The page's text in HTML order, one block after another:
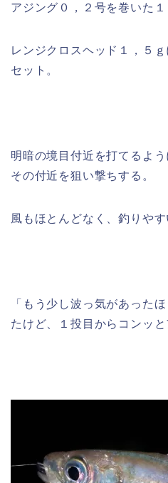
アジング０，２号を巻いた
レンジクロスヘッド１，５
セット。
明暗の境目付近を打てるよう
その付近を狙い撃ちする。
風もほとんどなく、釣りやす
「もう少し波っ気があった
たけど、１投目からコンッと